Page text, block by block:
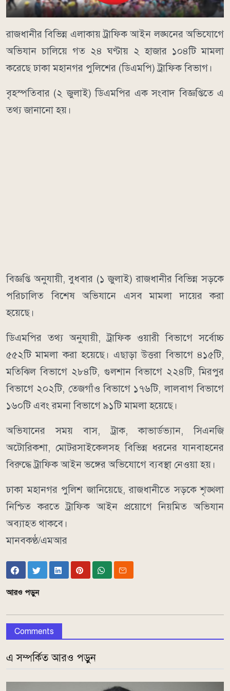
রাজধানীর বিভিন্ন এলাকায় ট্রাফিক আইন লঙ্ঘনের অভিযোগে
অভিযান চালিয়ে গত ২৪ ঘণ্টায় ২ হাজার ১০৪টি মামলা
করেছে ঢাকা মহানগর পুলিশের (ডিএমপি) ট্রাফিক বিভাগ।
বৃহস্পতিবার (২ জুলাই) ডিএমপির এক সংবাদ বিজ্ঞপ্তিতে এ
তথ্য জানানো হয়।
বিজ্ঞপ্তি অনুযায়ী, বুধবার (১ জুলাই) রাজধানীর বিভিন্ন সড়কে
পরিচালিত বিশেষ অভিযানে এসব মামলা দায়ের করা
হয়েছে।
ডিএমপির তথ্য অনুযায়ী, ট্রাফিক ওয়ারী বিভাগে সর্বোচ্চ
৫৫২টি মামলা করা হয়েছে। এছাড়া উত্তরা বিভাগে ৪১৫টি,
মতিঝিল বিভাগে ২৮৪টি, গুলশান বিভাগে ২২৪টি, মিরপুর
বিভাগে ২০২টি, তেজগাঁও বিভাগে ১৭৬টি, লালবাগ বিভাগে
১৬০টি এবং রমনা বিভাগে ৯১টি মামলা হয়েছে।
অভিযানের সময় বাস, ট্রাক, কাভার্ডভ্যান, সিএনজি
অটোরিকশা, মোটরসাইকেলসহ বিভিন্ন ধরনের যানবাহনের
বিরুদ্ধে ট্রাফিক আইন ভঙ্গের অভিযোগে ব্যবস্থা নেওয়া হয়।
ঢাকা মহানগর পুলিশ জানিয়েছে, রাজধানীতে সড়কে শৃঙ্খলা
নিশ্চিত করতে ট্রাফিক আইন প্রয়োগে নিয়মিত অভিযান
অব্যাহত থাকবে।
মানবকণ্ঠ/এমআর
আরও পড়ুন
Comments
এ সম্পর্কিত আরও পড়ুন